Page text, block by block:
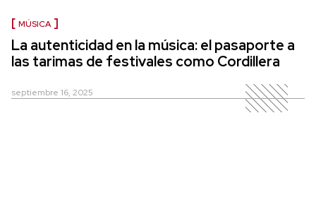
MÚSICA
La autenticidad en la música: el pasaporte a
las tarimas de festivales como Cordillera
septiembre 16, 2025